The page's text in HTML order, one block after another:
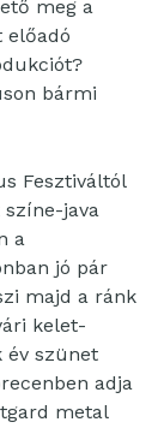
meg a
előadó
bármi
Fesztiváltól
java
a
jó pár
majd a ránk
kelet-
év szünet
adja
metal